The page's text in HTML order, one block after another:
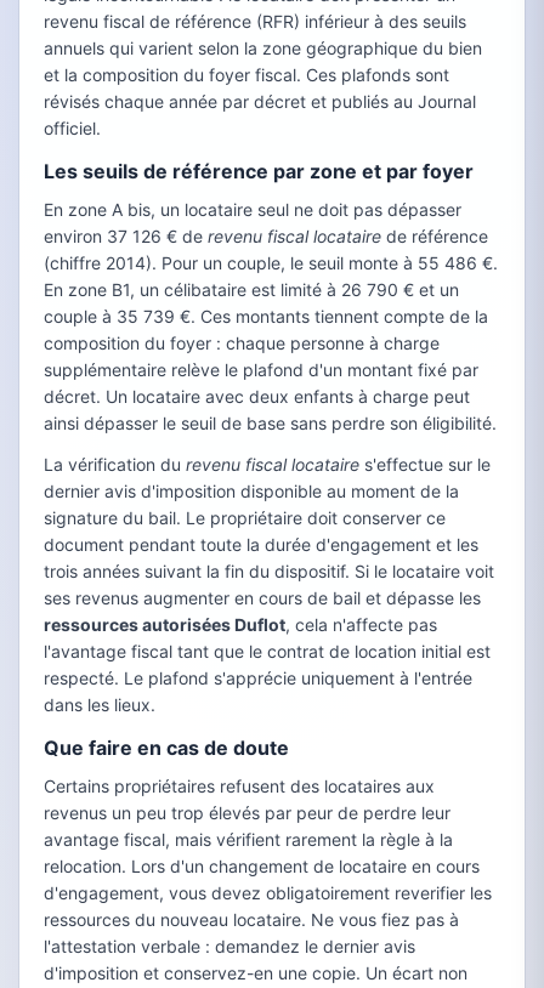
revenu fiscal de référence (RFR) inférieur à des seuils
annuels qui varient selon la zone géographique du bien
et la composition du foyer fiscal. Ces plafonds sont
révisés chaque année par décret et publiés au Journal
officiel.
Les seuils de référence par zone et par foyer
En zone A bis, un locataire seul ne doit pas dépasser
environ 37 126 € de revenu fiscal locataire de référence
(chiffre 2014). Pour un couple, le seuil monte à 55 486 €.
En zone B1, un célibataire est limité à 26 790 € et un
couple à 35 739 €. Ces montants tiennent compte de la
composition du foyer : chaque personne à charge
supplémentaire relève le plafond d'un montant fixé par
décret. Un locataire avec deux enfants à charge peut
ainsi dépasser le seuil de base sans perdre son éligibilité.
La vérification du revenu fiscal locataire s'effectue sur le
dernier avis d'imposition disponible au moment de la
signature du bail. Le propriétaire doit conserver ce
document pendant toute la durée d'engagement et les
trois années suivant la fin du dispositif. Si le locataire voit
ses revenus augmenter en cours de bail et dépasse les
ressources autorisées Duflot, cela n'affecte pas
l'avantage fiscal tant que le contrat de location initial est
respecté. Le plafond s'apprécie uniquement à l'entrée
dans les lieux.
Que faire en cas de doute
Certains propriétaires refusent des locataires aux
revenus un peu trop élevés par peur de perdre leur
avantage fiscal, mais vérifient rarement la règle à la
relocation. Lors d'un changement de locataire en cours
d'engagement, vous devez obligatoirement reverifier les
ressources du nouveau locataire. Ne vous fiez pas à
l'attestation verbale : demandez le dernier avis
d'imposition et conservez-en une copie. Un écart non